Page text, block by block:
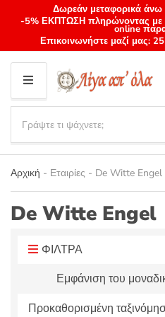
Δωρεάν μεταφορικά
-5% ΕΚΠΤΩΣΗ πληρώνοντας με
online
Επικοινωνήστε μαζί μας:
M
E
N
U
Category
name
a
r
c
h
p
r
Αρχική - Εταιρίες - De Witte Engel
De Witte Engel
ΦΙΛΤΡΑ
Εμφάνιση του